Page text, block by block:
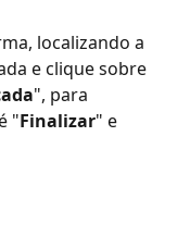
localizando a
e clique sobre
", para
"Finalizar" e